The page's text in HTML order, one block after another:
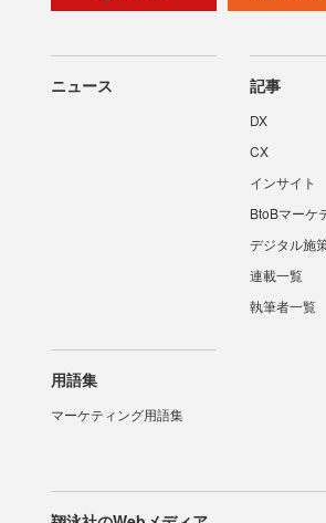
ニュース 記事
DX
CX
インサイト
BtoBマーケ
デジタル施
連載一覧
執筆者一覧
用語集
マーケティング用語集